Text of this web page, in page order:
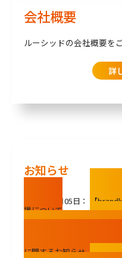
会社概要
ルーシッドの会社概要を
詳
お知らせ
2026年08月05日： 【
援について
「brandly オリジナルパウ
に関するお知らせ（PDF